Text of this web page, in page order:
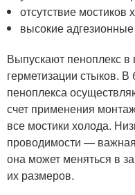
отсутствие мостиков
высокие адгезионные
Выпускают пеноплекс в
герметизации стыков.
пеноплекса
счет применения
все мостики холода.
проводимости — важная
она может меняться в
их размеров.